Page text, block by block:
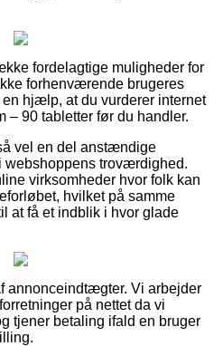
fordelagtige muligheder for
forhenværende brugeres
hjælp, at du vurderer internet
– 90 tabletter før du handler.
vel en del anstændige
webshoppens troværdighed.
virksomheder hvor folk kan
hvilket på samme
at få et indblik i hvor glade
annonceindtægter. Vi arbejder
på nettet da vi
tjener betaling ifald en bruger